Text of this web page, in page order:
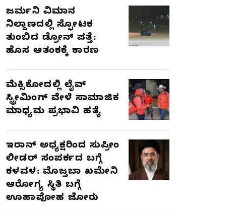
ಜರ್ಮನಿ ವಿಮಾನ
ನಿಲ್ದಾಣದಲ್ಲಿ ಸ್ಫೋಟಕ
ತುಂಬಿದ ಡ್ರೋನ್ ಪತ್ತೆ:
ಹೊಸ ಆತಂಕಕ್ಕೆ ಕಾರಣ
ಮೆಕ್ಸಿಕೋದಲ್ಲಿ ಲೈವ್
ಸ್ಟ್ರೀಮಿಂಗ್ ವೇಳೆ ಸಾಮಾಜಿಕ
ಮಾಧ್ಯಮ ಪ್ರಭಾವಿ ಹತ್ಯೆ
ಇರಾನ್ ಅಧ್ಯಕ್ಷರಿಂದ ಸುಪ್ರೀಂ
ಲೀಡರ್ ಸಂಪರ್ಕದ ಬಗ್ಗೆ
ಕಳವಳ: ಮೊಜ್ತಬಾ ಖಮೇನಿ
ಆರೋಗ್ಯ ಸ್ಥಿತಿ ಬಗ್ಗೆ
ಊಹಾಪೋಹ ಜೋರು